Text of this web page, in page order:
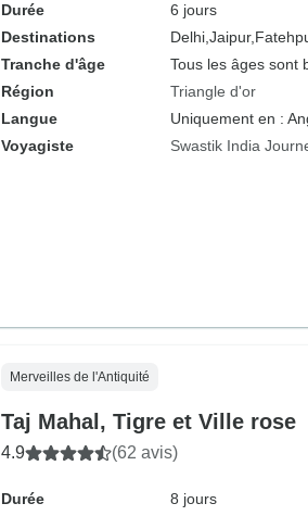
Durée
6 jours
Destinations
Delhi, Jaipur,
Tranche d'âge
Tous les âges sont
Région
Triangle d'or
Langue
Uniquement en :
Voyagiste
Swastik India
Merveilles de l'Antiquité
Taj Mahal, Tigre et Ville rose
4.9 (62 avis)
Durée
8 jours